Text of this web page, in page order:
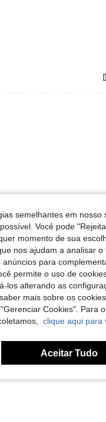
semelhantes em
Você pode
momento de sua
nos ajudam a analisar
para
permite o uso de
los alterando as
mais sobre os
Cookies". Para
clique aqui para
Aceitar Tudo